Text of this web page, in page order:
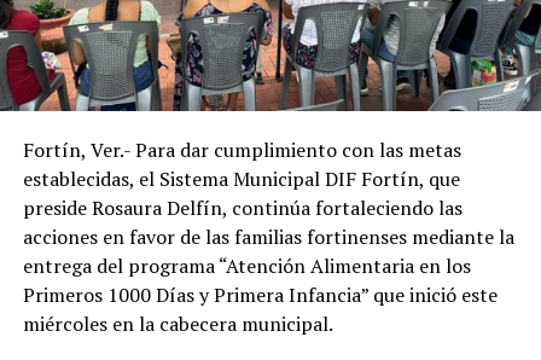
Fortín, Ver.- Para dar cumplimiento con las metas
establecidas, el Sistema Municipal DIF Fortín, que
preside Rosaura Delfín, continúa fortaleciendo las
acciones en favor de las familias fortinenses mediante la
entrega del programa “Atención Alimentaria en los
Primeros 1000 Días y Primera Infancia” que inició este
miércoles en la cabecera municipal.